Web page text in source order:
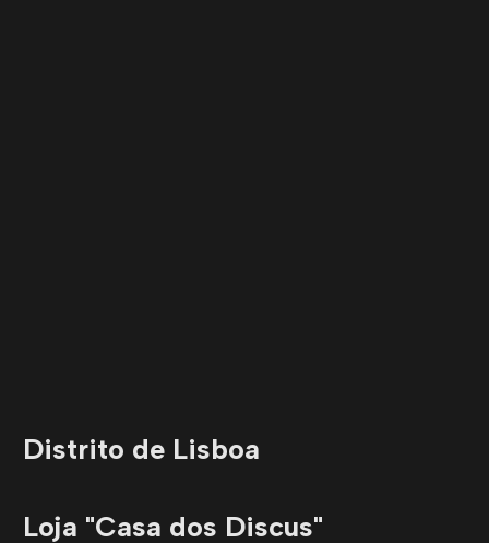
Distrito de Lisboa
Loja "Casa dos Discus"